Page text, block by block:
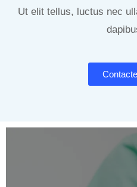
Ut elit tellus, luctus nec